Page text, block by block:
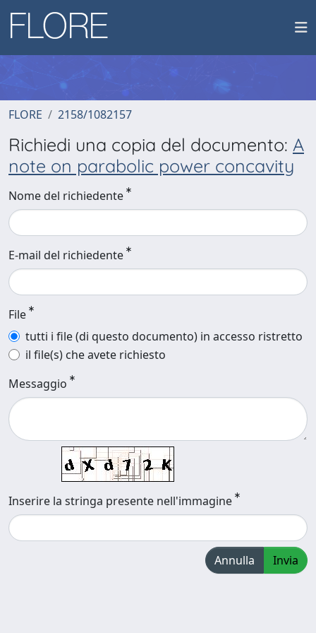
FLORE 2158/1082157
Richiedi una copia del documento: A
note on parabolic power concavity
Nome del richiedente
E-mail del richiedente
File
tutti i file (di questo documento) in accesso ristretto
il file(s) che avete richiesto
Messaggio
Inserire la stringa presente nell'immagine
Annulla Invia